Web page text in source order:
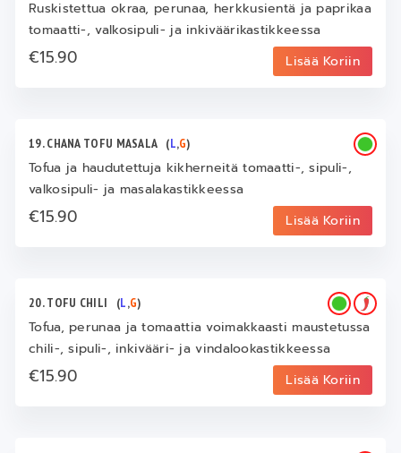
Ruskistettua okraa, perunaa, herkkusientä ja paprikaa
tomaatti-, valkosipuli- ja inkiväärikastikkeessa
€15.90 Lisää Koriin
19. CHANA TOFU MASALA (L,G)
Tofua ja haudutettuja kikherneitä tomaatti-, sipuli-,
valkosipuli- ja masalakastikkeessa
€15.90 Lisää Koriin
20. TOFU CHILI (L,G)
Tofua, perunaa ja tomaattia voimakkaasti maustetussa
chili-, sipuli-, inkivääri- ja vindalookastikkeessa
€15.90 Lisää Koriin